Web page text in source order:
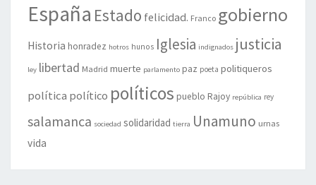
España Estado felicidad. Franco gobierno
Historia honradez hotros hunos Iglesia indignados justicia
ley libertad Madrid muerte parlamento paz poeta politiqueros
política político políticos pueblo Rajoy república rey
salamanca sociedad solidaridad tierra Unamuno urnas
vida